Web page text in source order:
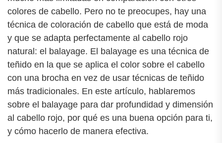
colores de cabello. Pero no te preocupes, hay una
técnica de coloración de cabello que está de moda
y que se adapta perfectamente al cabello rojo
natural: el balayage. El balayage es una técnica de
teñido en la que se aplica el color sobre el cabello
con una brocha en vez de usar técnicas de teñido
más tradicionales. En este artículo, hablaremos
sobre el balayage para dar profundidad y dimensión
al cabello rojo, por qué es una buena opción para ti,
y cómo hacerlo de manera efectiva.